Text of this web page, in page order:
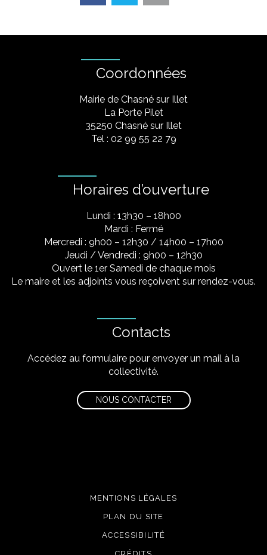
Coordonnées
Mairie de Chasné sur Illet
La Porte Pilet
35250 Chasné sur Illet
Tel : 02 99 55 22 79
Horaires d’ouverture
Lundi : 13h30 – 18h00
Mardi : Fermé
Mercredi : 9h00 – 12h30 / 14h00 – 17h00
Jeudi / Vendredi : 9h00 – 12h30
Ouvert le 1er Samedi de chaque mois
Le maire et les adjoints vous reçoivent sur rendez-vous.
Contacts
Accédez au formulaire pour envoyer un mail à la
collectivité.
NOUS CONTACTER
MENTIONS LÉGALES
PLAN DU SITE
ACCESSIBILITÉ